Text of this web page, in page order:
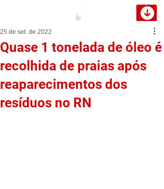
Quase 1 tonelada de óleo é
recolhida de praias após
reaparecimentos dos
resíduos no RN
25 de set. de 2022